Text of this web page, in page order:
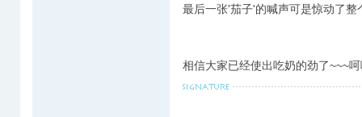
最后一张'茄子'的喊声可是惊动了整
相信大家已经使出吃奶的劲了~~~